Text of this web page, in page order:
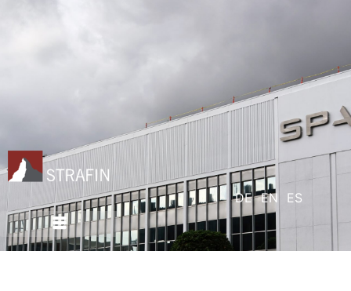
DE EN ES